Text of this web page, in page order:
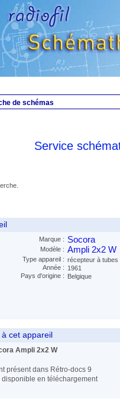
de schémas
Service
Marque : Socora
Modèle : Ampli 2x2 W
Type appareil : récepteur à tubes
Année : 1961
Pays d'origine : Belgique
cet appareil
Ampli 2x2 W
présent dans Rétro-docs 9
disponible en téléchargement